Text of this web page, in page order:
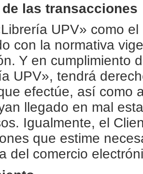
las transacciones
UPV» como
con la normativa
Y en cumplimiento
UPV», tendrá
efectúe, así como
llegado en mal
Igualmente, el
que estime
del comercio